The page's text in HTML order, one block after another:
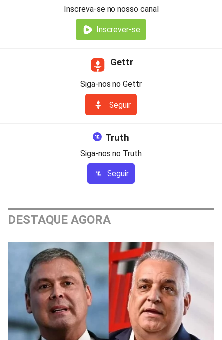
Inscreva-se no nosso canal
Inscrever-se
Gettr
Siga-nos no Gettr
Seguir
Truth
Siga-nos no Truth
Seguir
DESTAQUE AGORA